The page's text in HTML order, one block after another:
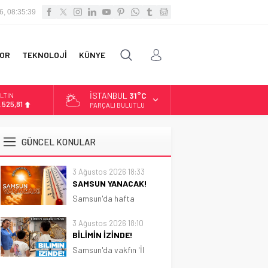
08:35:40
TEKNOLOJİ KÜNYE
47,5932
EURO
55,0919
İSTANBUL 31°C
PARÇALI BULUTLU
GÜNCEL KONULAR
3 Ağustos 2026 18:33
SAMSUN YANACAK!
Samsun'da hafta
hava etkili olacak.
Sıcaklık 31 dereceye
kadar çıkacak
3 Ağustos 2026 18:10
BİLİMİN İZİNDE!
Samsun'da vakfın 'İl